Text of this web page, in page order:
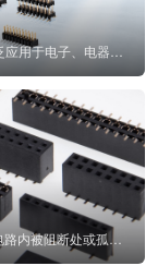
排母连接器Female Header，排母连接器作用是在电路内被阻断处或孤立不通...